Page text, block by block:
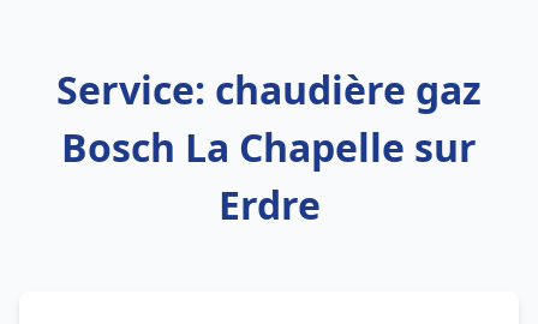
Service: chaudière gaz
Bosch La Chapelle sur
Erdre